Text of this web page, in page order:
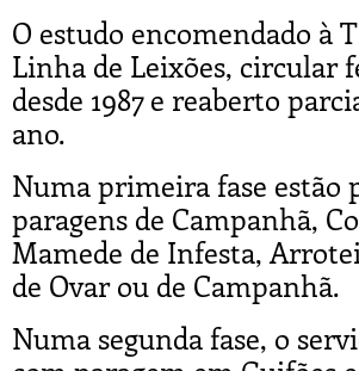
O estudo encomendado à
Linha de Leixões, circular
desde 1987 e reaberto
ano.
Numa primeira fase estão
paragens de Campanhã,
Mamede de Infesta,
de Ovar ou de Campanhã.
Numa segunda fase, o